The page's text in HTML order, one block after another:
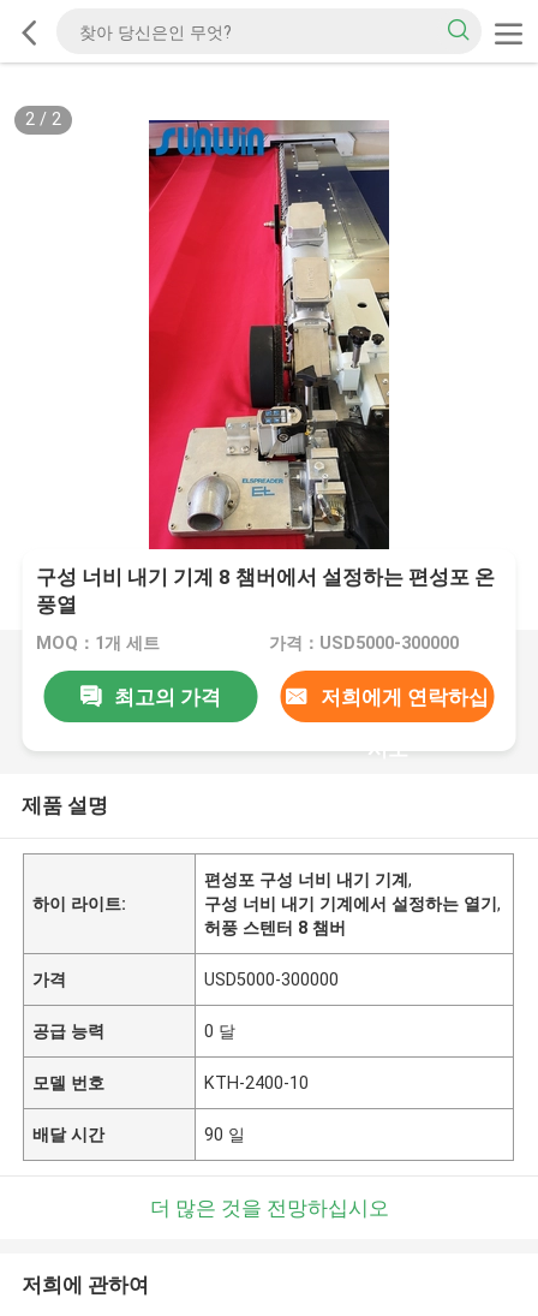
2/ 2
구성 너비 내기 기계 8 챔버에서 설정하는 편성포 온
풍열
MOQ：1개 세트 가격：USD5000-300000
최고의 가격 저희에게 연락하십
시오
제품 설명
하이 라이트:
편성포 구성 너비 내기 기계,
구성 너비 내기 기계에서 설정하는 열기,
허풍 스텐터 8 챔버
가격 USD5000-300000
공급 능력 0 달
모델 번호 KTH-2400-10
배달 시간 90 일
더 많은 것을 전망하십시오
저희에 관하여